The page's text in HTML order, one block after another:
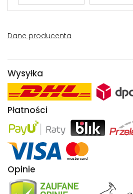
Dane producenta
Wysyłka
Płatności
Opinie